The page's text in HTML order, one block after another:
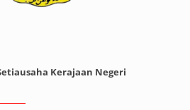
Kerajaan Negeri